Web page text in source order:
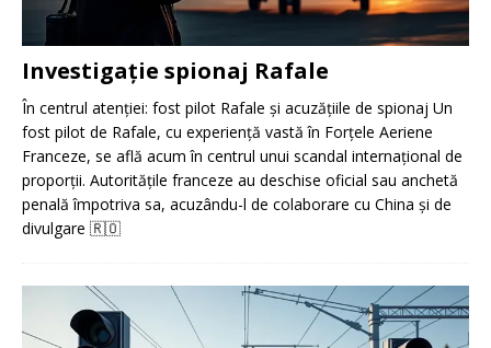
Investigație spionaj Rafale
În centrul atenției: fost pilot Rafale și acuzățiile de spionaj Un
fost pilot de Rafale, cu experiență vastă în Forțele Aeriene
Franceze, se află acum în centrul unui scandal internațional de
proporții. Autoritățile franceze au deschise oficial sau anchetă
penală împotriva sa, acuzându-l de colaborare cu China și de
divulgare 🇷🇴